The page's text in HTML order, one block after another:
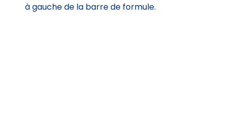
à gauche de la barre de formule.